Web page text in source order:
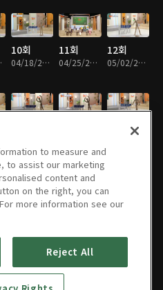
분
10회
04/18/2024 • 48분
11회
04/25/2024 • 47분
12회
05/02/2024 • 47분
22회 23회 24회
to measure and
to assist our marketing
content and
on the right, you can
more information see our
Reject All